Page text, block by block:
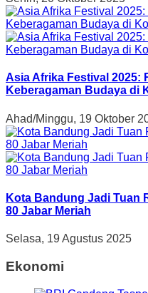
Asia Afrika Festival 2025:
Keberagaman Budaya di
Ahad/Minggu, 19 Oktober
Kota Bandung Jadi Tuan
80 Jabar Meriah
Selasa, 19 Agustus 2025
Ekonomi